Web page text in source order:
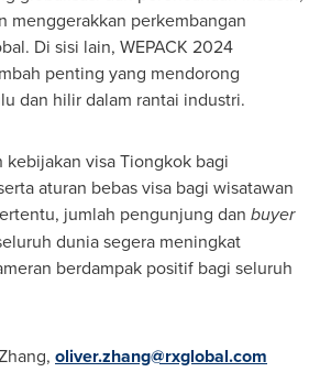
menggerakkan perkembangan
Di sisi lain, WEPACK 2024
penting yang mendorong
dan hilir dalam rantai industri.
visa Tiongkok bagi
aturan bebas visa bagi wisatawan
jumlah pengunjung dan buyer
dunia segera meningkat
berdampak positif bagi seluruh
, oliver.zhang@rxglobal.com